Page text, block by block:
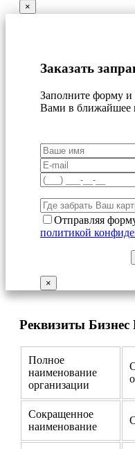
×
Заказать
Заполните форму
Вами в ближайшее
Отправляя
политикой
×
Реквизиты Бизнес
Полное
наименование
организации
Сокращенное
наименование